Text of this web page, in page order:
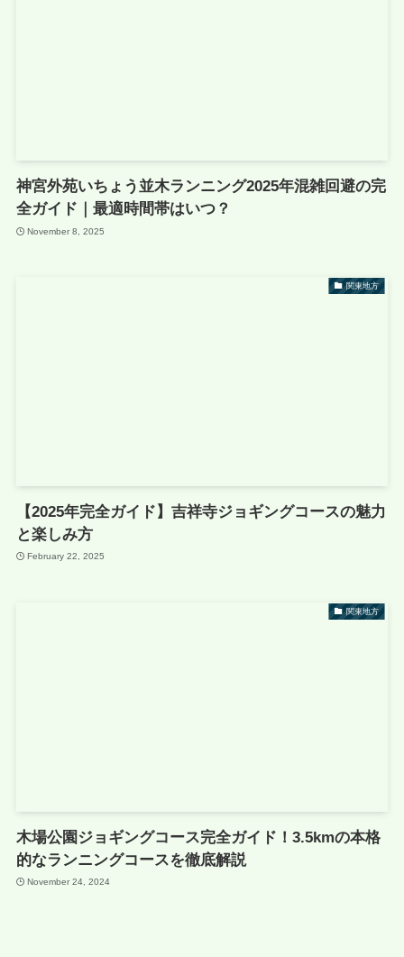
神宮外苑いちょう並木ランニング2025年混雑回避の完
全ガイド｜最適時間帯はいつ？
November 8, 2025
関東地方
【2025年完全ガイド】吉祥寺ジョギングコースの魅力
と楽しみ方
February 22, 2025
関東地方
木場公園ジョギングコース完全ガイド！3.5kmの本格
的なランニングコースを徹底解説
November 24, 2024